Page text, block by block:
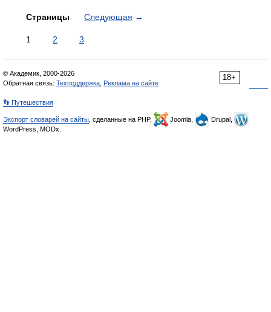
Страницы Следующая →
1 2 3
18+
© Академик, 2000-2026
Обратная связь: Техподдержка Реклама на сайте
👣 Путешествия
Экспорт словарей на сайты , сделанные на PHP, Joomla,
Drupal,
WordPress, MODx.